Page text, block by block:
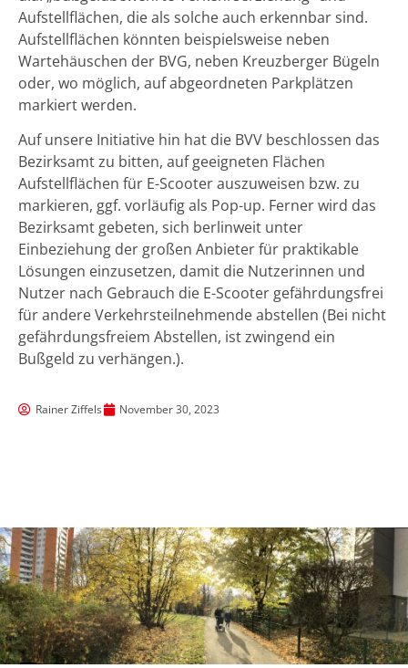
Aufstellflächen, die als solche auch erkennbar sind.
Aufstellflächen könnten beispielsweise neben
Wartehäuschen der BVG, neben Kreuzberger Bügeln
oder, wo möglich, auf abgeordneten Parkplätzen
markiert werden.
Auf unsere Initiative hin hat die BVV beschlossen das
Bezirksamt zu bitten, auf geeigneten Flächen
Aufstellflächen für E-Scooter auszuweisen bzw. zu
markieren, ggf. vorläufig als Pop-up. Ferner wird das
Bezirksamt gebeten, sich berlinweit unter
Einbeziehung der großen Anbieter für praktikable
Lösungen einzusetzen, damit die Nutzerinnen und
Nutzer nach Gebrauch die E-Scooter gefährdungsfrei
für andere Verkehrsteilnehmende abstellen (Bei nicht
gefährdungsfreiem Abstellen, ist zwingend ein
Bußgeld zu verhängen.).
Rainer Ziffels November 30, 2023